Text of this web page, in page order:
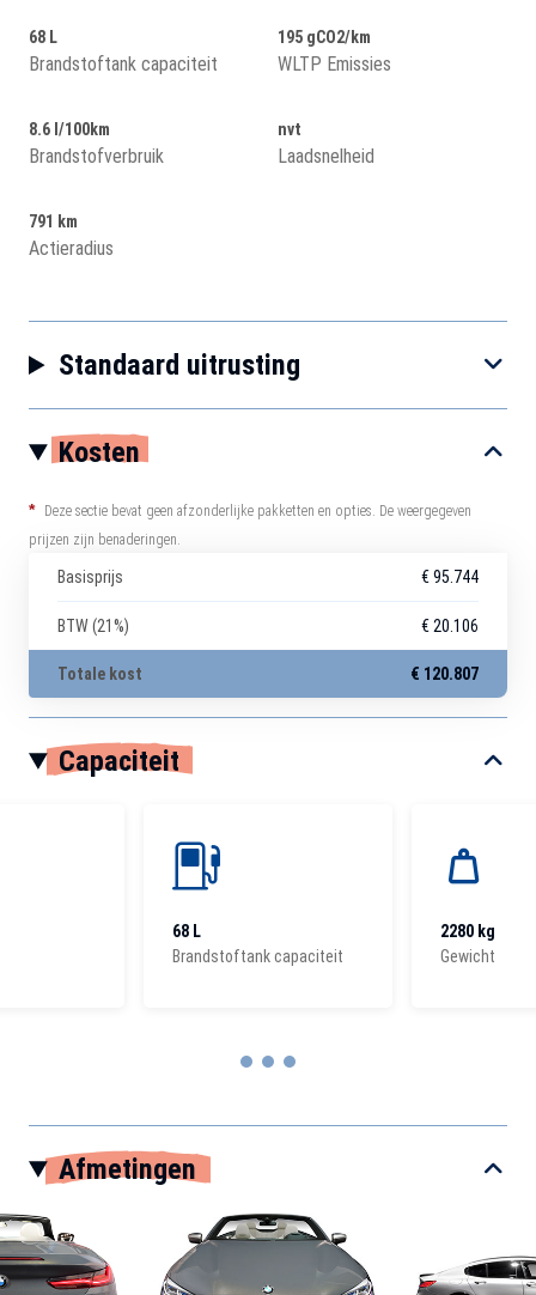
68 L
Brandstoftank capaciteit
195 gCO2/km
WLTP Emissies
8.6 l/100km
Brandstofverbruik
nvt
Laadsnelheid
791 km
Actieradius
Standaard uitrusting
Kosten
*
Deze sectie bevat geen afzonderlijke pakketten en opties. De weergegeven
prijzen zijn benaderingen.
Basisprijs € 95.744
BTW (21%) € 20.106
Totale kost € 120.807
Capaciteit
68 L
Brandstoftank capaciteit
2280 kg
Gewicht
Afmetingen